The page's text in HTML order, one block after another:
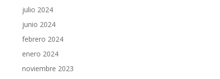
julio 2024
junio 2024
febrero 2024
enero 2024
noviembre 2023